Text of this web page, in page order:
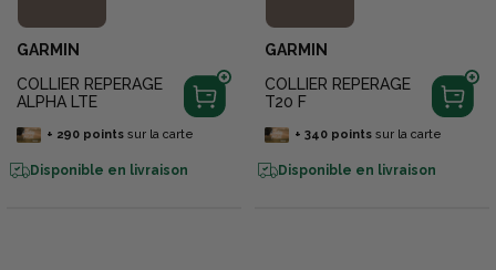
GARMIN
COLLIER REPERAGE
ALPHA LTE
+ 290pointssur la carte
Disponible en livraison
GARMIN
COLLIER REPERAGE
T20 F
+ 340pointssur la carte
Disponible en livraison